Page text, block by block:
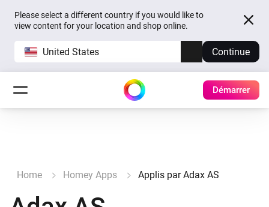
Please select a different country if you would like to
view content for your location and shop online.
United States Continue
Démarrer
Home Homey Apps Applis par Adax AS